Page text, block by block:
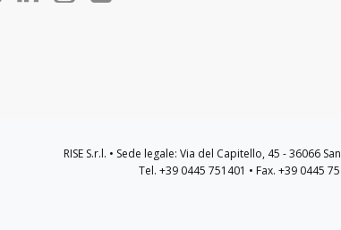
RISE S.r.l. • Sede legale: Via del Capitello, 45 - 36066
Tel. +39 0445 751401 • Fax. +39 0445